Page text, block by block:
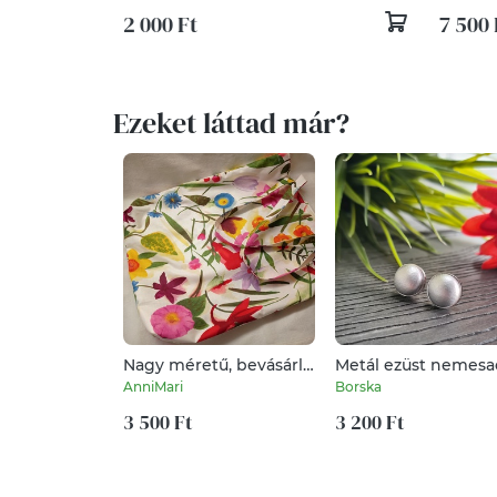
2 000 Ft 7 500
Ezeket láttad már?
Nagy méretű, bevásárló
szatyor, strand szatyor
AnniMari
3 500 Ft
Metál ezüst
bedugós fülbevaló
Borska
3 200 Ft